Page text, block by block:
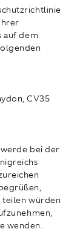
auf dem
CV35
bei der
teilen würden
wenden.